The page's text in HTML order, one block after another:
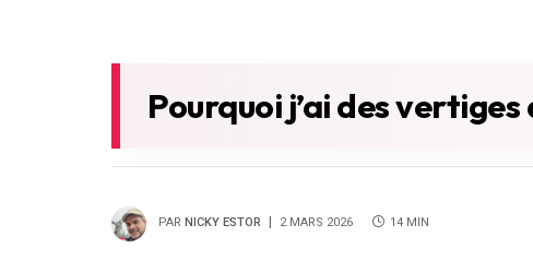
Pourquoi j’ai des vertiges
PAR NICKY ESTOR 2 MARS 2026 14 MIN